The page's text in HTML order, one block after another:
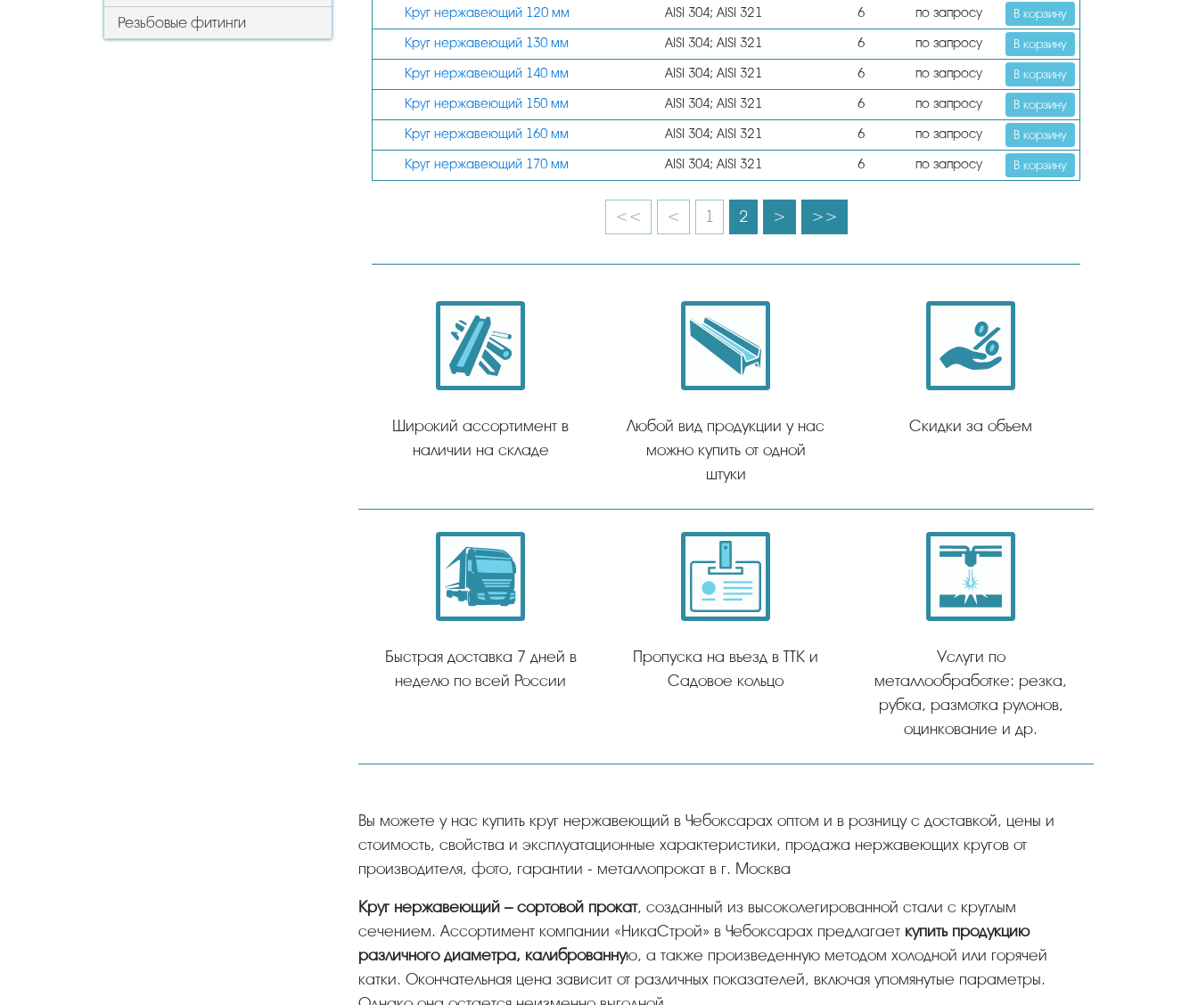
Резьбовые фитинги
Круг нержавеющий 120 мм AISI 304; AISI 321 6 по запросу В корзину
Круг нержавеющий 130 мм AISI 304; AISI 321 6 по запросу В корзину
Круг нержавеющий 140 мм AISI 304; AISI 321 6 по запросу В корзину
Круг нержавеющий 150 мм AISI 304; AISI 321 6 по запросу В корзину
Круг нержавеющий 160 мм AISI 304; AISI 321 6 по запросу В корзину
Круг нержавеющий 170 мм AISI 304; AISI 321 6 по запросу В корзину
<< < 1 2 > >>
Широкий ассортимент в
наличии на складе
Любой вид продукции у нас
можно купить от одной
штуки
Скидки за объем
Быстрая доставка 7 дней в
неделю по всей России
Пропуска на въезд в ТТК и
Садовое кольцо
Услуги по
металлообработке: резка,
рубка, размотка рулонов,
оцинкование и др.
Вы можете у нас купить круг нержавеющий в Чебоксарах оптом и в розницу с доставкой, цены и
стоимость, свойства и эксплуатационные характеристики, продажа нержавеющих кругов от
производителя, фото, гарантии - металлопрокат в г. Москва
Круг нержавеющий – сортовой прокат, созданный из высоколегированной стали с круглым
сечением. Ассортимент компании «НикаСтрой» в Чебоксарах предлагает купить продукцию
различного диаметра, калиброванную, а также произведенную методом холодной или горячей
катки. Окончательная цена зависит от различных показателей, включая упомянутые параметры.